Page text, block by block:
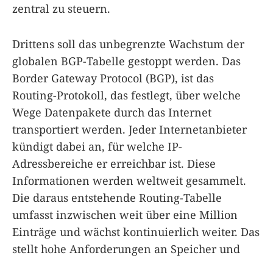
zentral zu steuern.
Drittens soll das unbegrenzte Wachstum der
globalen BGP-Tabelle gestoppt werden. Das
Border Gateway Protocol (BGP), ist das
Routing-Protokoll, das festlegt, über welche
Wege Datenpakete durch das Internet
transportiert werden. Jeder Internetanbieter
kündigt dabei an, für welche IP-
Adressbereiche er erreichbar ist. Diese
Informationen werden weltweit gesammelt.
Die daraus entstehende Routing-Tabelle
umfasst inzwischen weit über eine Million
Einträge und wächst kontinuierlich weiter. Das
stellt hohe Anforderungen an Speicher und